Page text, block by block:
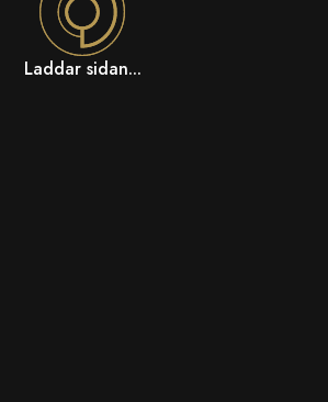
Laddar sidan...